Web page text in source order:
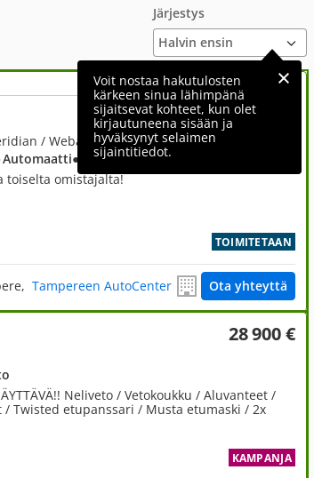
Järjestys
Voit nostaa hakutulosten
kärkeen sinua lähimpänä
sijaitsevat kohteet, kun olet
kirjautuneena sisään ja
hyväksynyt selaimen
sijaintitiedot.
59 800 €
TOIMITETAAN
2,0, 110 P400e Plug-in Hybrid HSE 22MY / Meridian / Webasto / 360-kamera / Panoraama / Sähköinen koukku
Automaatti● Neliveto
toiselta omistajalta!
Tampereen AutoCenter Ota yhteyttä
28 900 €
KAMPANJA
Neliveto / Vetokoukku / Aluvanteet /
Twisted etupanssari / Musta etumaski / 2x